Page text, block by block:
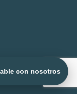
con nosotros